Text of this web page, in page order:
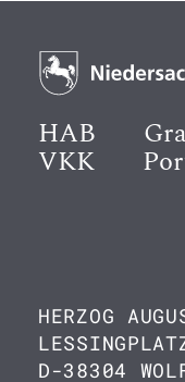
HAB
VKK
HERZOG
D-38304